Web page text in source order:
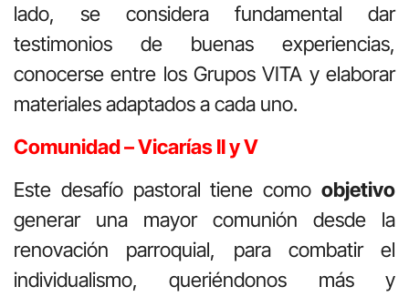
lado, se considera fundamental dar
testimonios de buenas experiencias,
conocerse entre los Grupos VITA y elaborar
materiales adaptados a cada uno.
Comunidad – Vicarías II y V
Este desafío pastoral tiene como objetivo
generar una mayor comunión desde la
renovación parroquial, para combatir el
individualismo, queriéndonos más y